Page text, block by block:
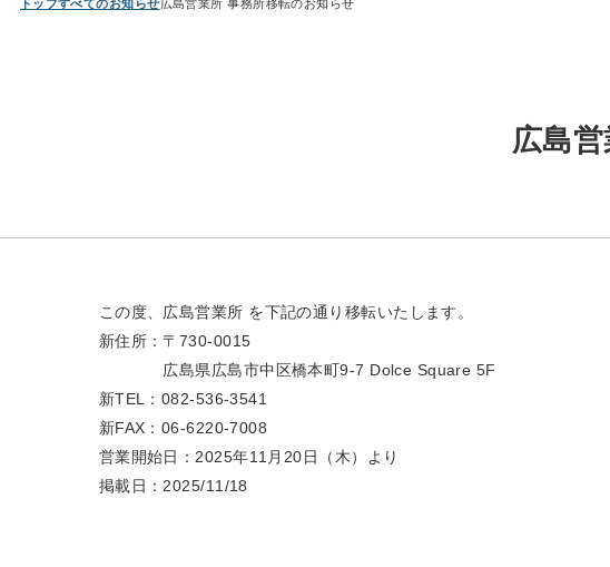
トップすべてのお知らせ広島営業所 事務所移転のお知らせ
広島
この度、広島営業所 を下記の通り移転いたします。
新住所：〒730-0015
広島県広島市中区橋本町9-7 Dolce Square 5F
新TEL：082-536-3541
新FAX：06-6220-7008
営業開始日：2025年11月20日（木）より
掲載日：2025/11/18